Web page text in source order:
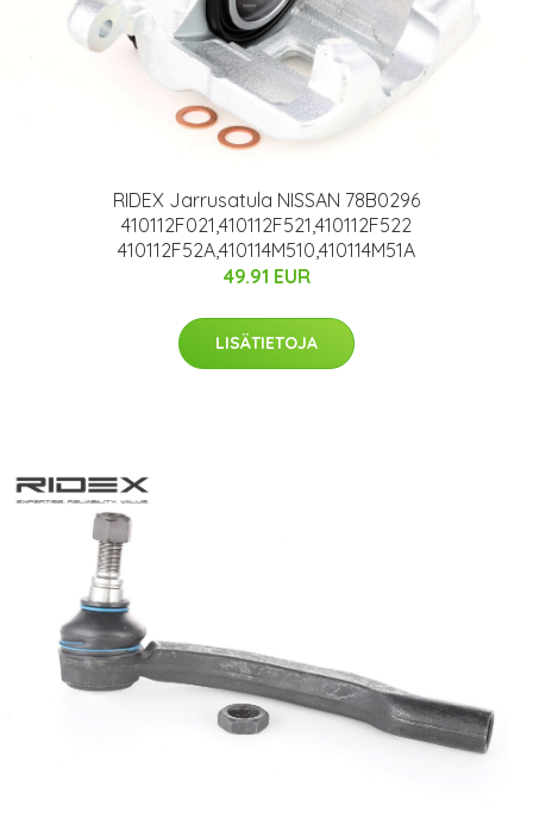
RIDEX Jarrusatula NISSAN 78B0296
410112F021,410112F521,410112F522
410112F52A,410114M510,410114M51A
49.91 EUR
LISÄTIETOJA